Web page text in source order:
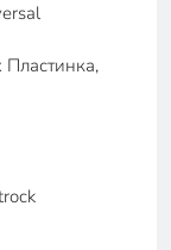
Пластинка,